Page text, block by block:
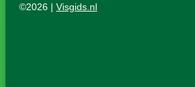
©2026 | Visgids.nl